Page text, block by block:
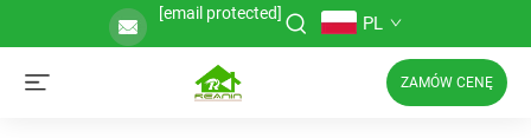
[email protected] PL
ZAMÓW CENĘ